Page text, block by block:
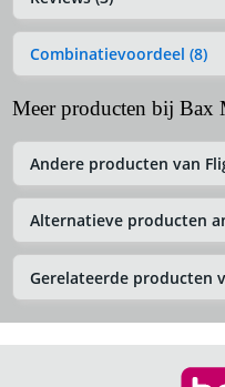
Combinatievoordeel (8)
Meer producten bij Bax
Andere producten van
Alternatieve producten
Gerelateerde producten